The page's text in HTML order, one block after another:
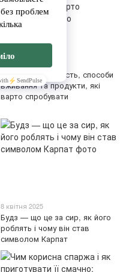
Топінамбур: користь, способи
вживання та продукти, які
варто спробувати
8 квітня 2025
Будз — що це за сир, як його
роблять і чому він став
символом Карпат